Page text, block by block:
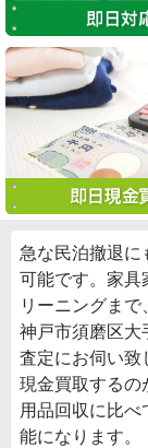
急な民泊撤退
可能です。家具
リーニングまで
神戸市須磨区大
査定にお伺い致
現金買取するの
用品回収に比
能になります。